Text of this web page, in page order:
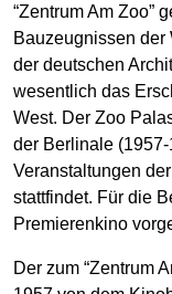
“Zentrum Am Zoo”
Bauzeugnissen der
der deutschen
wesentlich das
West. Der Zoo
der Berlinale
Veranstaltungen
stattfindet. Für die
Premierenkino
Der zum “Zentrum